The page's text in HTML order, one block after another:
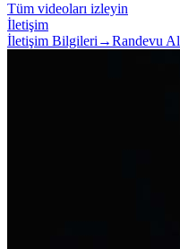
Tüm videoları izleyin
İletişim
İletişim Bilgileri →Randevu Al